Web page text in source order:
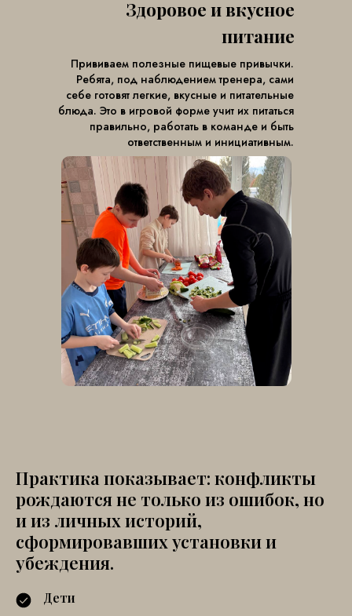
Здоровое и вкусное
питание
Прививаем полезные пищевые привычки.
Ребята, под наблюдением тренера, сами
себе готовят легкие, вкусные и питательные
блюда. Это в игровой форме учит их питаться
правильно, работать в команде и быть
ответственным и инициативным.
Практика показывает: конфликты
рождаются не только из ошибок, но
и из личных историй,
сформировавших установки и
убеждения.
Дети